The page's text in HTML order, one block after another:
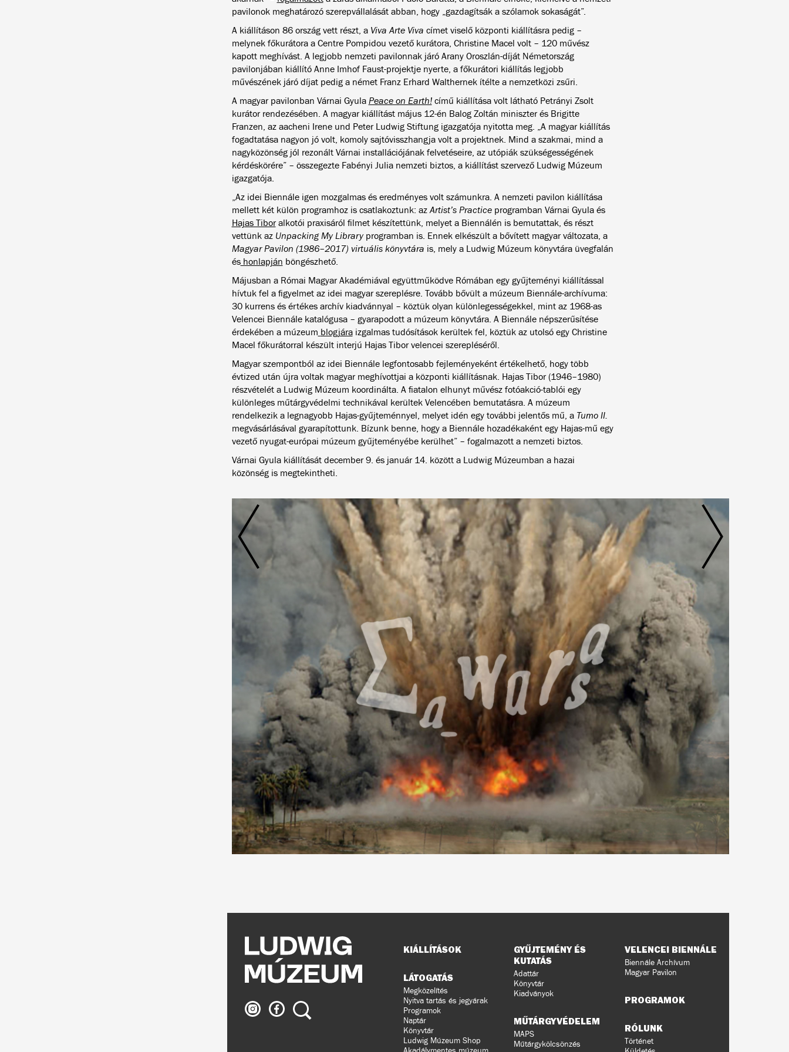
pavilonok meghatározó szerepvállalását abban, hogy „gazdagítsák a szólamok sokaságát”.
A kiállításon 86 ország vett részt, a Viva Arte Viva címet viselő központi kiállításra pedig –
melynek főkurátora a Centre Pompidou vezető kurátora, Christine Macel volt – 120 művész
kapott meghívást. A legjobb nemzeti pavilonnak járó Arany Oroszlán-díját Németország
pavilonjában kiállító Anne Imhof Faust-projektje nyerte, a főkurátori kiállítás legjobb
művészének járó díjat pedig a német Franz Erhard Walthernek ítélte a nemzetközi zsűri.
A magyar pavilonban Várnai Gyula Peace on Earth!című kiállítása volt látható Petrányi Zsolt
kurátor rendezésében. A magyar kiállítást május 12-én Balog Zoltán miniszter és Brigitte
Franzen, az aacheni Irene und Peter Ludwig Stiftung igazgatója nyitotta meg. „A magyar kiállítás
fogadtatása nagyon jó volt, komoly sajtóvisszhangja volt a projektnek. Mind a szakmai, mind a
nagyközönség jól rezonált Várnai installációjának felvetéseire, az utópiák szükségességének
kérdéskörére” – összegezte Fabényi Julia nemzeti biztos, a kiállítást szervező Ludwig Múzeum
igazgatója.
„Az idei Biennále igen mozgalmas és eredményes volt számunkra. A nemzeti pavilon kiállítása
mellett két külön programhoz is csatlakoztunk: azArtist’s Practiceprogramban Várnai Gyula és
Hajas Tiboralkotói praxisáról filmet készítettünk, melyet a Biennálén is bemutattak, és részt
vettünk az Unpacking My Libraryprogramban is. Ennek elkészült a bővített magyar változata, a
Magyar Pavilon (1986–2017) virtuális könyvtára is, mely a Ludwig Múzeum könyvtára üvegfalán
éshonlapján böngészhető.
Májusban a Római Magyar Akadémiával együttműködve Rómában egy gyűjteményi kiállítással
hívtuk fel a figyelmet az idei magyar szereplésre. Tovább bővült a múzeum Biennále-archívuma:
30 kurrens és értékes archív kiadvánnyal – köztük olyan különlegességekkel, mint az 1968-as
Velencei Biennále katalógusa – gyarapodott a múzeum könyvtára. A Biennále népszerűsítése
érdekében a múzeum blogjáraizgalmas tudósítások kerültek fel, köztük az utolsó egy Christine
Macel főkurátorral készült interjú Hajas Tibor velencei szerepléséről.
Magyar szempontból az idei Biennále legfontosabb fejleményeként értékelhető, hogy több
évtized után újra voltak magyar meghívottjai a központi kiállításnak. Hajas Tibor (1946–1980)
részvételét a Ludwig Múzeum koordinálta. A fiatalon elhunyt művész fotóakció-tablói egy
különleges műtárgyvédelmi technikával kerültek Velencében bemutatásra. A múzeum
rendelkezik a legnagyobb Hajas-gyűjteménnyel, melyet idén egy további jelentős mű, a Tumo II.
megvásárlásával gyarapítottunk. Bízunk benne, hogy a Biennále hozadékaként egy Hajas-mű egy
vezető nyugat-európai múzeum gyűjteményébe kerülhet” – fogalmazott a nemzeti biztos.
Várnai Gyula kiállítását december 9. és január 14. között a Ludwig Múzeumban a hazai
közönség is megtekintheti.
Ludwig
Múzeum
Ludwig
Múzeum
Keresés
Oldaltérkép
KIÁLLÍTÁSOK
LÁTOGATÁS
Megközelítés
Nyitva tartás és jegyárak
Programok
Naptár
Könyvtár
Ludwig Múzeum Shop
GYŰJTEMÉNY ÉS
KUTATÁS
Adattár
Könyvtár
Kiadványok
MŰTÁRGYVÉDELEM
MAPS
Műtárgykölcsönzés
VELENCEI BIENNÁLE
Biennále Archívum
Magyar Pavilon
PROGRAMOK
RÓLUNK
Történet